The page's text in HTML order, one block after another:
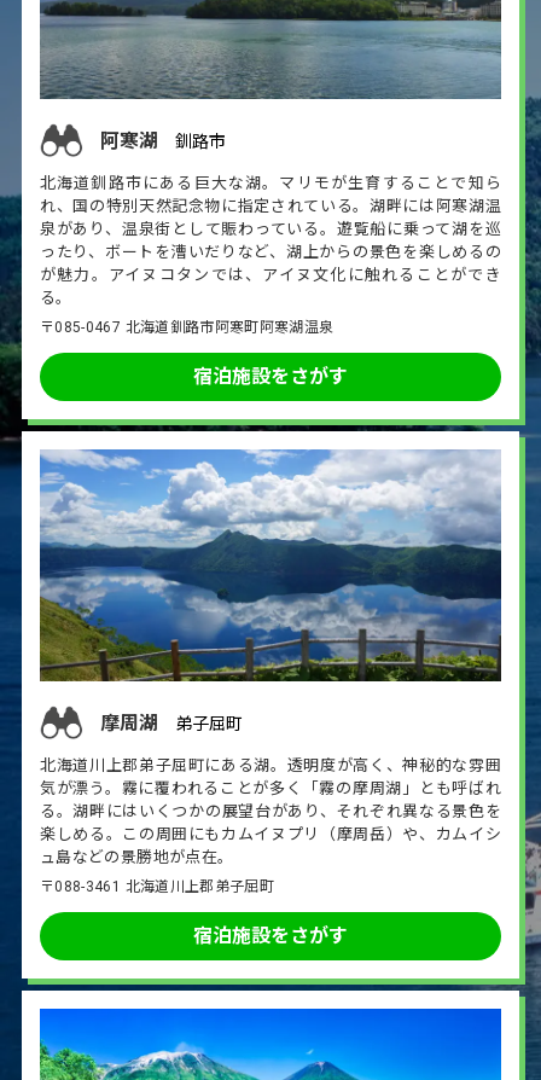
阿寒湖 釧路市
北海道釧路市にある巨大な湖。マリモが生育することで知ら
れ、国の特別天然記念物に指定されている。湖畔には阿寒湖温
泉があり、温泉街として賑わっている。遊覧船に乗って湖を巡
ったり、ボートを漕いだりなど、湖上からの景色を楽しめるの
が魅力。アイヌコタンでは、アイヌ文化に触れることができ
る。
〒085-0467 北海道釧路市阿寒町阿寒湖温泉
宿泊施設をさがす
摩周湖 弟子屈町
北海道川上郡弟子屈町にある湖。透明度が高く、神秘的な雰囲
気が漂う。霧に覆われることが多く「霧の摩周湖」とも呼ばれ
る。湖畔にはいくつかの展望台があり、それぞれ異なる景色を
楽しめる。この周囲にもカムイヌプリ（摩周岳）や、カムイシ
ュ島などの景勝地が点在。
〒088-3461 北海道川上郡弟子屈町
宿泊施設をさがす